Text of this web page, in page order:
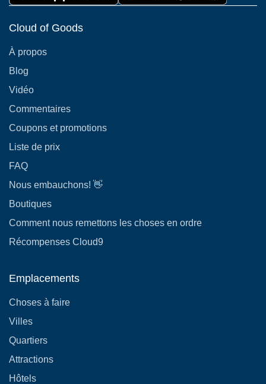
Cloud of Goods
À propos
Blog
Vidéo
Commentaires
Coupons et promotions
Liste de prix
FAQ
Nous embauchons! 👋
Boutiques
Comment nous remettons les choses en ordre
Récompenses Cloud9
Emplacements
Choses à faire
Villes
Quartiers
Attractions
Hôtels